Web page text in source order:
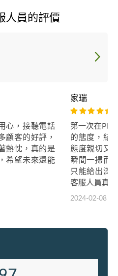
人員的評價
心，接聽電話
顧客的好評，
熱忱，真的是
希望未來還能
家瑞
第一次在
的態度，結
態度親切又
瞬間一掃而
只能給出滿
客服人員真
2024-02-08